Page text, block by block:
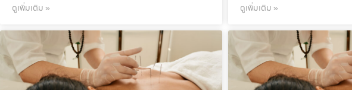
ดูเพิ่มเติม » ดูเพิ่มเติม »